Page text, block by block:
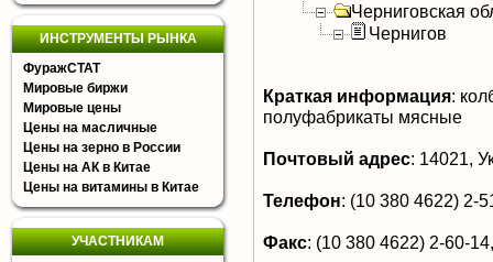
ИНСТРУМЕНТЫ РЫНКА
ФуражСТАТ
Мировые биржи
Мировые цены
Цены на масличные
Цены на зерно в России
Цены на АК в Китае
Цены на витамины в Китае
УЧАСТНИКАМ
Черниговская
Чернигов
Краткая информация:
полуфабрикаты мясные
Почтовый адрес: 14021,
Телефон: (10 380 4622) 2-
Факс: (10 380 4622) 2-60-